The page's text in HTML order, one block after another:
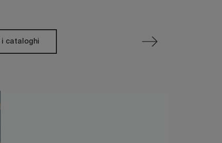
i cataloghi